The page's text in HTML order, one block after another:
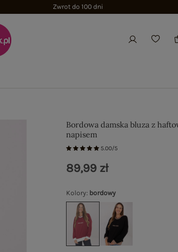
Zwrot do 100 dni
Bordowa damska bluza z
napisem
5.00/5
Kolory: bordowy
89,99 zł